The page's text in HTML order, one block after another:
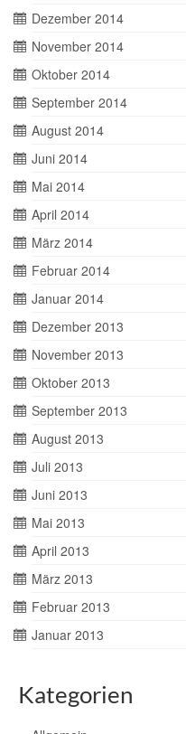
Dezember 2014
November 2014
Oktober 2014
September 2014
August 2014
Juni 2014
Mai 2014
April 2014
März 2014
Februar 2014
Januar 2014
Dezember 2013
November 2013
Oktober 2013
September 2013
August 2013
Juli 2013
Juni 2013
Mai 2013
April 2013
März 2013
Februar 2013
Januar 2013
Kategorien